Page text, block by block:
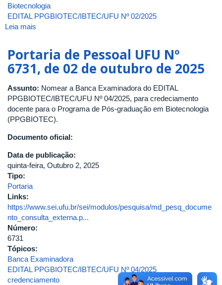
Biotecnologia
EDITAL PPGBIOTEC/IBTEC/UFU Nº 02/2025
Leia mais
DIRIBTEC
Nº
66,
08
de
setembro
de
Portaria de Pessoal UFU Nº
6731, de 02 de outubro de 2025
Assunto: Nomear a Banca Examinadora do EDITAL
PPGBIOTEC/IBTEC/UFU Nº 04/2025, para credeciamento
docente para o Programa de Pós-graduação em Biotecnologia
(PPGBIOTEC).
Documento oficial:
Data de publicação:
quinta-feira, Outubro 2, 2025
Tipo:
Portaria
Links:
https://www.sei.ufu.br/sei/modulos/pesquisa/md_pesq_docume
nto_consulta_externa.p...
Número:
6731
Tópicos:
Banca Examinadora
EDITAL PPGBIOTEC/IBTEC/UFU Nº 04/2025
credenciamento